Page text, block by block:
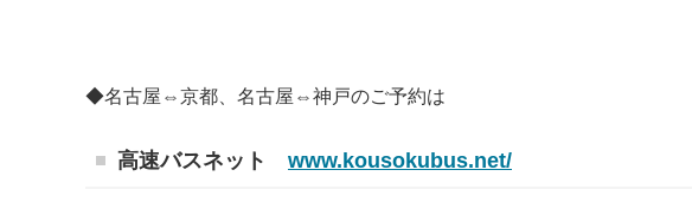
◆名古屋⇔京都、名古屋⇔神戸のご予約は
高速バスネット www.kousokubus.net/